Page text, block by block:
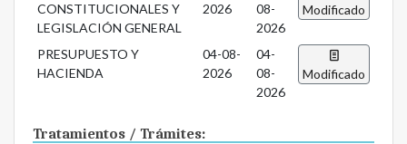
CONSTITUCIONALES Y
LEGISLACIÓN GENERAL
2026
08-
2026
Modificado
PRESUPUESTO Y
HACIENDA
04-08-
2026
04-
08-
2026
Modificado
Tratamientos / Trámites: